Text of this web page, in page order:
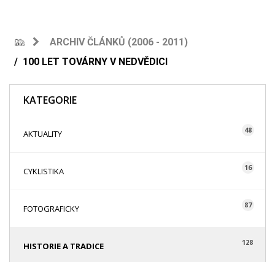
ARCHIV ČLÁNKŮ (2006 - 2011)
100 LET TOVÁRNY V NEDVĚDICI
KATEGORIE
AKTUALITY 48
CYKLISTIKA 16
FOTOGRAFICKY 87
HISTORIE A TRADICE 128